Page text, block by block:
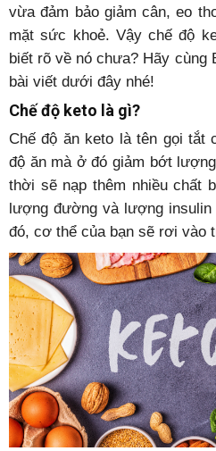
vừa đảm bảo giảm cân, eo
mặt sức khoẻ. Vậy chế độ
biết rõ về nó chưa? Hãy cùng
bài viết dưới đây nhé!
Chế độ keto là gì?
Chế độ ăn keto là tên gọi tắt
độ ăn mà ở đó giảm bớt
thời sẽ nạp thêm nhiều chất
lượng đường và lượng insulin
đó, cơ thể của bạn sẽ rơi vào